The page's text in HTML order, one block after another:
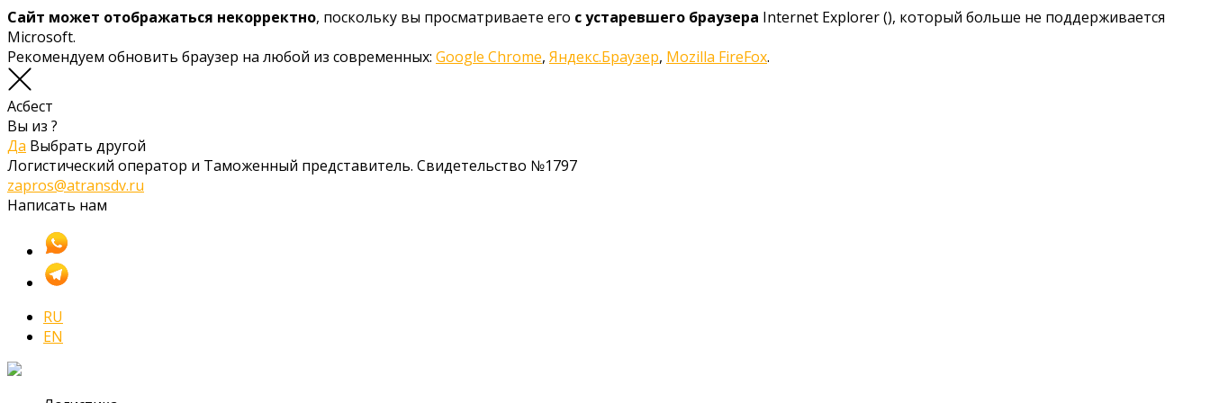
Сайт может отображаться некорректно, поскольку вы просматриваете его с устаревшего браузера Internet Explorer (), который больше не поддерживается
Microsoft.
Рекомендуем обновить браузер на любой из современных: Google Chrome, Яндекс.Браузер, Mozilla FireFox.
Асбест
Вы из ?
Да Выбрать другой
Логистический оператор и Таможенный представитель. Свидетельство №1797
zapros@atransdv.ru
Написать нам
RU
EN